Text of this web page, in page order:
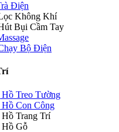
Điện
Không Khí
Bụi Cầm Tay
Bộ Điện
Treo Tường
Con Công
Trang Trí
Gỗ